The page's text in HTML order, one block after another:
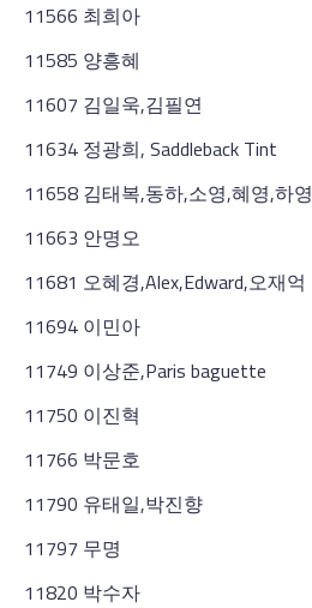
11566 최희아
11585 양흥혜
11607 김일욱,김필연
11634 정광희, Saddleback Tint
11658 김태복,동하,소영,혜영,하영
11663 안명오
11681 오혜경,Alex,Edward,오재억
11694 이민아
11749 이상준,Paris baguette
11750 이진혁
11766 박문호
11790 유태일,박진향
11797 무명
11820 박수자